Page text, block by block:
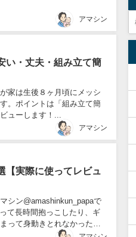
アマシン
い・丈夫・組み立て簡
家は生後８ヶ月頃にメッシ
。ポイントは「組み立て簡
ューします！...
アマシン
【実際に使ってレビュ
シン@amashinkun_papaで
て長時間抱っこしたり、ギ
って身動きとれなかった